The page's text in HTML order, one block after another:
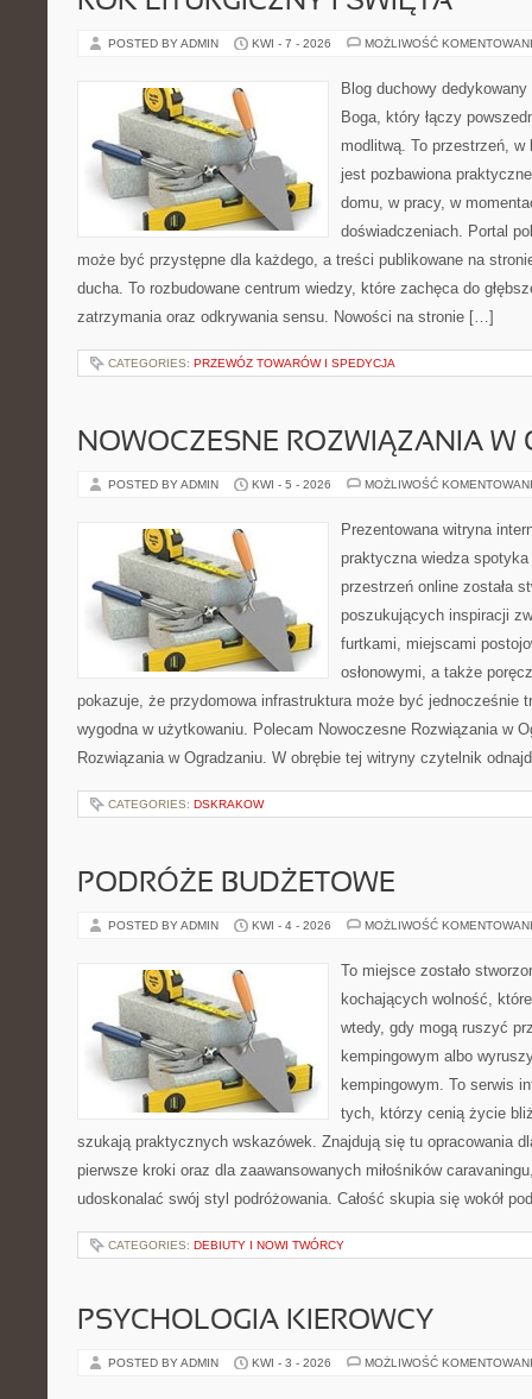
POSTED BY ADMIN KWI - 7 - 2026 MOŻLIWOŚĆ
Blog duchowy
Boga, który łączy
modlitwą. To przestrzeń,
jest pozbawiona
domu, w pracy, w
doświadczeniach. Portal
może być przystępne dla każdego, a treści publikowane na
ducha. To rozbudowane centrum wiedzy, które zachęca do
zatrzymania oraz odkrywania sensu. Nowości na stronie […]
CATEGORIES: PRZEWÓZ TOWARÓW I SPEDYCJA
NOWOCZESNE ROZWIĄZANIA W
POSTED BY ADMIN KWI - 5 - 2026 MOŻLIWOŚĆ
Prezentowana witryna
praktyczna wiedza
przestrzeń online została
poszukujących inspiracji
furtkami, miejscami
osłonowymi, a także
pokazuje, że przydomowa infrastruktura może być jednocześnie
wygodna w użytkowaniu. Polecam Nowoczesne Rozwiązania w
Rozwiązania w Ogradzaniu. W obrębie tej witryny czytelnik
CATEGORIES: DSKRAKOW
PODRÓŻE BUDŻETOWE
POSTED BY ADMIN KWI - 4 - 2026 MOŻLIWOŚĆ
To miejsce zostało
kochających wolność,
wtedy, gdy mogą ruszyć
kempingowym albo
kempingowym. To serwis
tych, którzy cenią życie
szukają praktycznych wskazówek. Znajdują się tu opracowania
pierwsze kroki oraz dla zaawansowanych miłośników
udoskonalać swój styl podróżowania. Całość skupia się wokół
CATEGORIES: DEBIUTY I NOWI TWÓRCY
PSYCHOLOGIA KIEROWCY
POSTED BY ADMIN KWI - 3 - 2026 MOŻLIWOŚĆ